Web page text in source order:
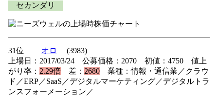
セカンダリ
31位 オロ
(3983)
上場日：2017/03/24 公募価格：2070 初値：4750 値上
がり率： 2.29倍差： 2680業種：情報・通信業／クラウ
ド／ERP／SaaS／デジタルマーケティング／デジタルトラ
ンスフォーメーション／